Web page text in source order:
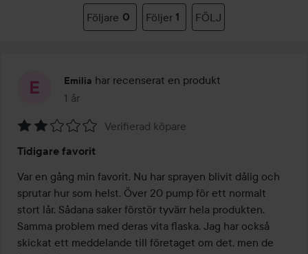
Följare 0 Följer 1 FÖLJ
Emilia har recenserat en produkt
1 år
Inlägget skapades 1 år
2
av
5
Verifierad köpare
Tidigare favorit
Var en gång min favorit. Nu har sprayen blivit dålig och
sprutar hur som helst. Över 20 pump för ett normalt
stort lår. Sådana saker förstör tyvärr hela produkten.
Samma problem med deras vita flaska. Jag har också
skickat ett meddelande till företaget om det, men de